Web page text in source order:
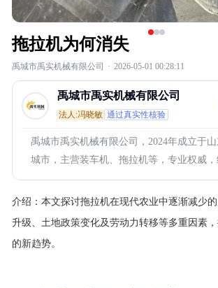
拖拉机为何消失
禹城市禹实机械有限公司 · 2026-05-01 00:28:11
禹城市禹实机械有限公司
法人:冯晓敏 通过真实性核验
禹城市禹实机械有限公司，2024年成立于
城市，主营装车机、拖拉机等，专业权威，
介绍： 本文探讨拖拉机在现代农业中逐渐减少
升级、土地政策变化及劳动力转移等多重因素
的新趋势。